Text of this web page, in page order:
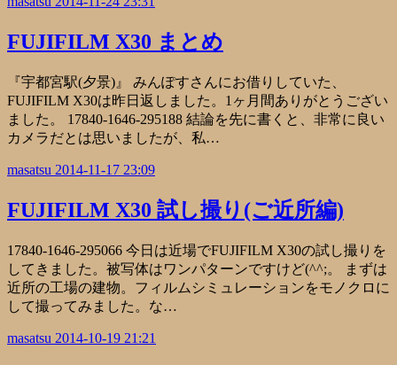
FUJIFILM X30 まとめ
『宇都宮駅(夕景)』 みんぽすさんにお借りしていた、
FUJIFILM X30は昨日返しました。1ヶ月間ありがとうござい
ました。 17840-1646-295188 結論を先に書くと、非常に良い
カメラだとは思いましたが、私…
masatsu 2014-11-17 23:09
FUJIFILM X30 試し撮り(ご近所編)
17840-1646-295066 今日は近場でFUJIFILM X30の試し撮りを
してきました。被写体はワンパターンですけど(^^;。 まずは
近所の工場の建物。フィルムシミュレーションをモノクロに
して撮ってみました。な…
masatsu 2014-10-19 21:21